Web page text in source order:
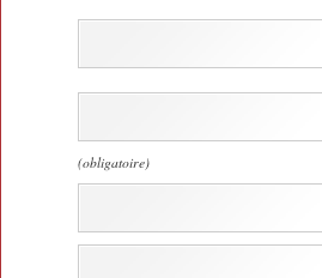
(obligatoire)